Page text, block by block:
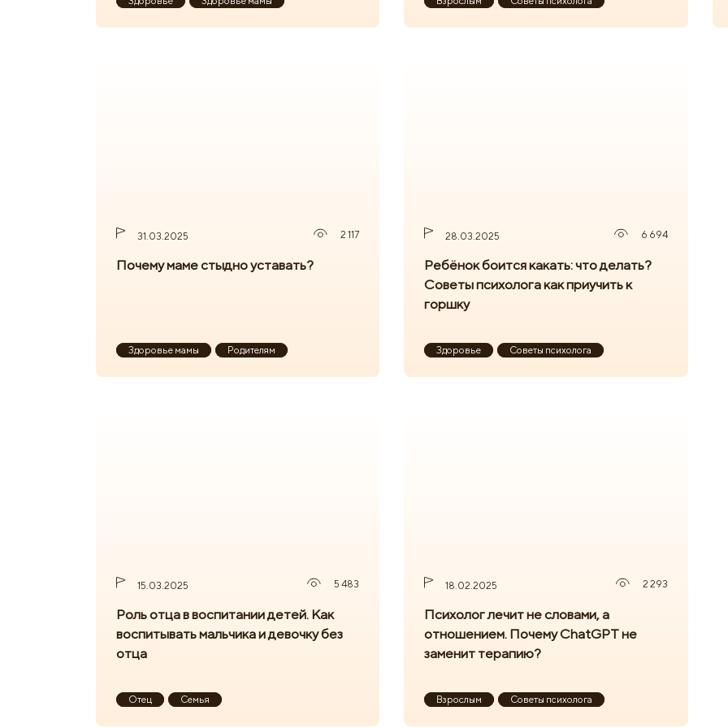
31.03.2025 2 117
Почему маме стыдно уставать?
Здоровье мамы Родителям
28.03.2025 6 694
Ребёнок боится какать: что делать?
Советы психолога как приучить к
горшку
Здоровье Советы психолога
15.03.2025 5 483
Роль отца в воспитании детей. Как
воспитывать мальчика и девочку без
отца
Отец Семья
18.02.2025 2 293
Психолог лечит не словами, а
отношением. Почему ChatGPT не
заменит терапию?
Взрослым Советы психолога